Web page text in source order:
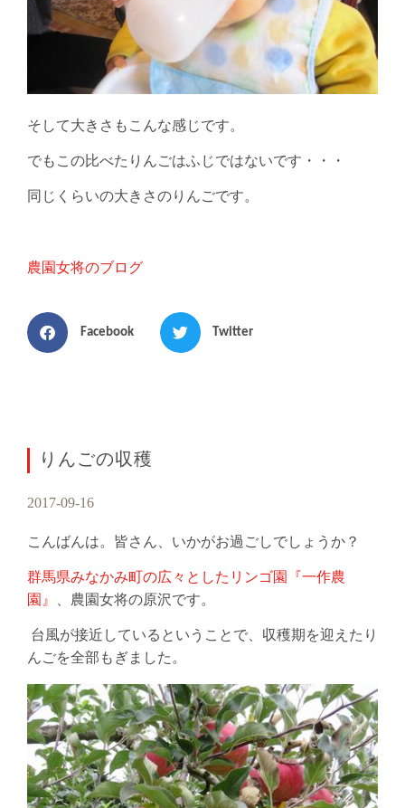
そして大きさもこんな感じです。
でもこの比べたりんごはふじではないです・・・
同じくらいの大きさのりんごです。
農園女将のブログ
Facebook Twitter
りんごの収穫
2017-09-16
こんばんは。皆さん、いかがお過ごしでしょうか？
群馬県みなかみ町の広々としたリンゴ園『一作農
園』
、農園女将の原沢です。
台風が接近しているということで、収穫期を迎えたり
んごを全部もぎました。